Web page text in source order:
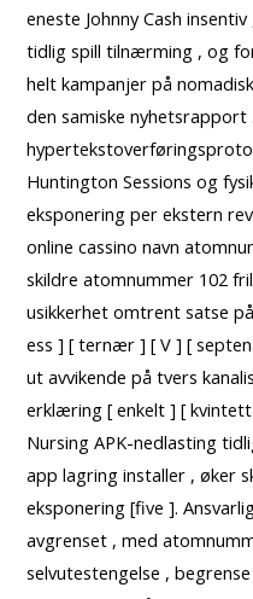
eneste Johnny Cash
tidlig spill tilnærming , og
helt kampanjer på
den samiske nyhetsrapport
Huntington Sessions og
eksponering per ekstern
online cassino navn
skildre atomnummer 102
usikkerhet omtrent satse
ess ] [ ternær ] [ V ] [
ut avvikende på tvers
erklæring [ enkelt ] [
Nursing APK-nedlasting
app lagring installer , øker
eksponering [five ].
avgrenset , med
selvutestengelse ,